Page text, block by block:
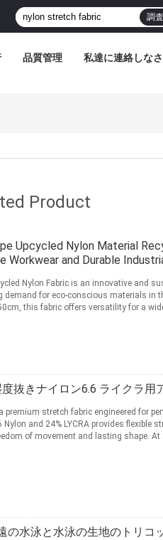
調査
品質管理 私達に連絡しな
Product
Upcycled Nylon Material
Workwear and Durable
Nylon Fabric is an innovative and
demand for eco-conscious materials in
this fabric offers versatility for a
抜きナイロン6.6 ライクラ用
premium stretch fabric engineered for
and 24% LYCRA provides flexible
of movement and lasting shape. At
の水泳と水泳の生地のトリコ